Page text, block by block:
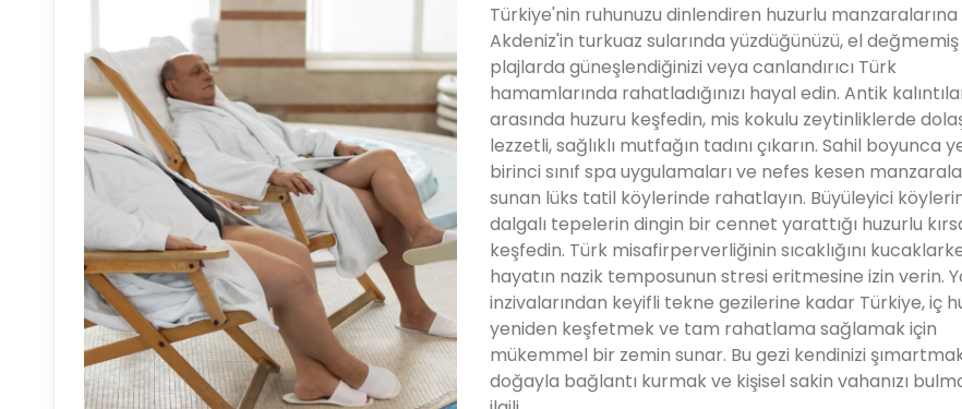
Türkiye'nin ruhunuzu dinlendiren huzurlu manzaralarına
Akdeniz'in turkuaz sularında yüzdüğünüzü, el değmemiş
plajlarda güneşlendiğinizi veya canlandırıcı Türk
hamamlarında rahatladığınızı hayal edin. Antik
arasında huzuru keşfedin, mis kokulu zeytinliklerde
lezzetli, sağlıklı mutfağın tadını çıkarın. Sahil boyunca
birinci sınıf spa uygulamaları ve nefes kesen
sunan lüks tatil köylerinde rahatlayın. Büyüleyici
dalgalı tepelerin dingin bir cennet yarattığı huzurlu
keşfedin. Türk misafirperverliğinin sıcaklığını
hayatın nazik temposunun stresi eritmesine izin verin.
inzivalarından keyifli tekne gezilerine kadar Türkiye, iç
yeniden keşfetmek ve tam rahatlama sağlamak için
mükemmel bir zemin sunar. Bu gezi kendinizi
doğayla bağlantı kurmak ve kişisel sakin vahanızı